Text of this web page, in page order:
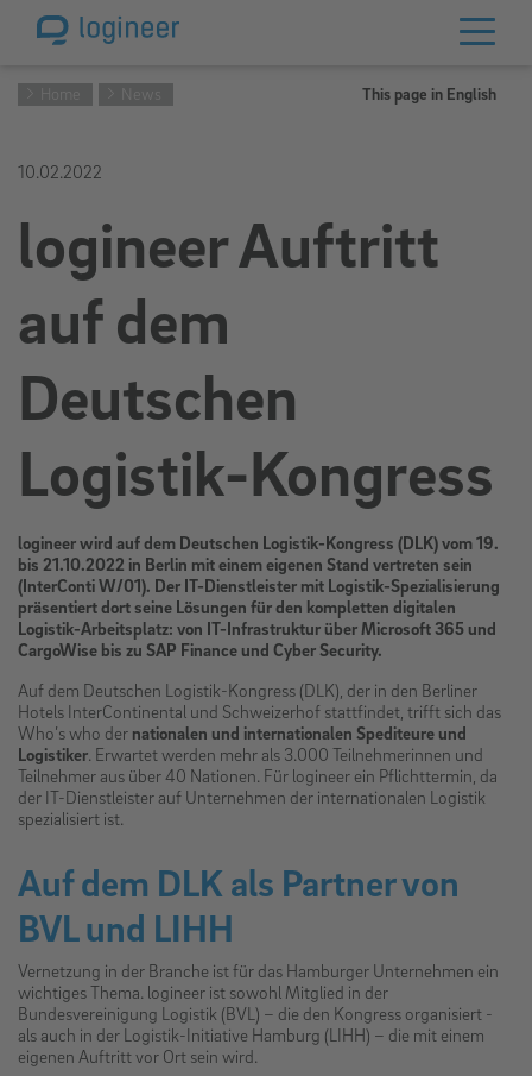
This page in English
10.02.2022
logineer Auftritt
auf dem
Deutschen
Logistik-Kongress
logineer wird auf dem Deutschen Logistik-Kongress (DLK) vom 19.
bis 21.10.2022 in Berlin mit einem eigenen Stand vertreten sein
(InterConti W/01). Der IT-Dienstleister mit Logistik-Spezialisierung
präsentiert dort seine Lösungen für den kompletten digitalen
Logistik-Arbeitsplatz: von IT-Infrastruktur über Microsoft 365 und
CargoWise bis zu SAP Finance und Cyber Security.
Auf dem Deutschen Logistik-Kongress (DLK), der in den Berliner
Hotels InterContinental und Schweizerhof stattfindet, trifft sich das
Who’s who der nationalen und internationalen Spediteure und
Logistiker. Erwartet werden mehr als 3.000 Teilnehmerinnen und
Teilnehmer aus über 40 Nationen. Für logineer ein Pflichttermin, da
der IT-Dienstleister auf Unternehmen der internationalen Logistik
spezialisiert ist.
Auf dem DLK als Partner von
BVL und LIHH
Vernetzung in der Branche ist für das Hamburger Unternehmen ein
wichtiges Thema. logineer ist sowohl Mitglied in der
Bundesvereinigung Logistik (BVL) – die den Kongress organisiert -
als auch in der Logistik-Initiative Hamburg (LIHH) – die mit einem
eigenen Auftritt vor Ort sein wird.